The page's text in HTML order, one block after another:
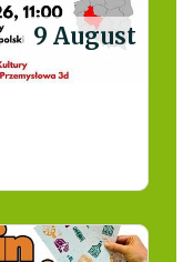
9 August